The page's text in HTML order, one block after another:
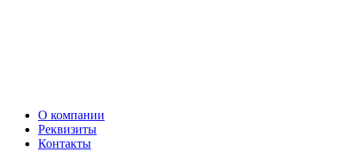
О компании
Реквизиты
Контакты